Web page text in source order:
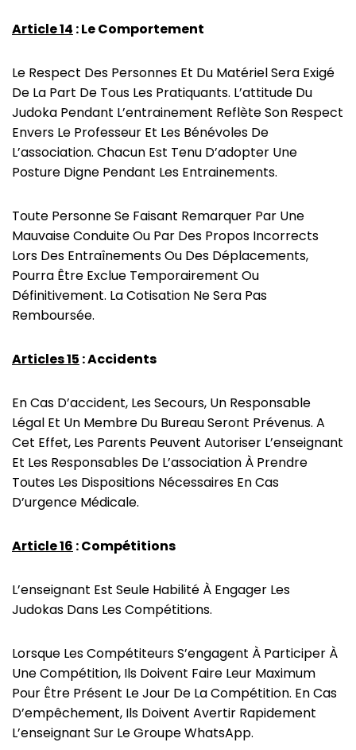
Article 14 : Le Comportement
Le Respect Des Personnes Et Du Matériel Sera Exigé
De La Part De Tous Les Pratiquants. L’attitude Du
Judoka Pendant L’entrainement Reflète Son Respect
Envers Le Professeur Et Les Bénévoles De
L’association. Chacun Est Tenu D’adopter Une
Posture Digne Pendant Les Entrainements.
Toute Personne Se Faisant Remarquer Par Une
Mauvaise Conduite Ou Par Des Propos Incorrects
Lors Des Entraînements Ou Des Déplacements,
Pourra Être Exclue Temporairement Ou
Définitivement. La Cotisation Ne Sera Pas
Remboursée.
Articles 15 : Accidents
En Cas D’accident, Les Secours, Un Responsable
Légal Et Un Membre Du Bureau Seront Prévenus. A
Cet Effet, Les Parents Peuvent Autoriser L’enseignant
Et Les Responsables De L’association À Prendre
Toutes Les Dispositions Nécessaires En Cas
D’urgence Médicale.
Article 16 : Compétitions
L’enseignant Est Seule Habilité À Engager Les
Judokas Dans Les Compétitions.
Lorsque Les Compétiteurs S’engagent À Participer À
Une Compétition, Ils Doivent Faire Leur Maximum
Pour Être Présent Le Jour De La Compétition. En Cas
D’empêchement, Ils Doivent Avertir Rapidement
L’enseignant Sur Le Groupe WhatsApp.